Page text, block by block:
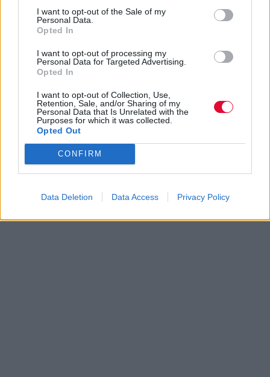
I want to opt-out of the Sale of my
Personal Data.
Opted In
I want to opt-out of processing my
Personal Data for Targeted Advertising.
Opted In
I want to opt-out of Collection, Use,
Retention, Sale, and/or Sharing of my
Personal Data that Is Unrelated with the
Purposes for which it was collected.
Opted Out
CONFIRM
Data Deletion Data Access Privacy Policy